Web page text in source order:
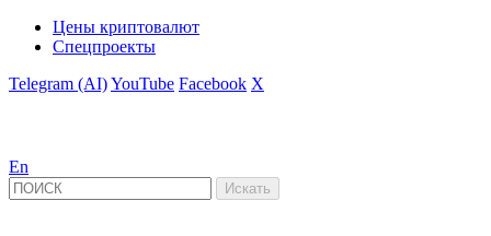
Цены криптовалют
Спецпроекты
Telegram (AI)YouTube Facebook X
En